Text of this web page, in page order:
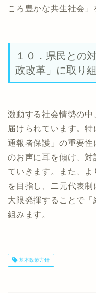
ころ豊かな共生社会」
１０．県民との
政改革」に取り
激動する社会情勢の
届けられています。
通報者保護」の重要
のお声に耳を傾け、
ていきます。また、
を目指し、二元代表
大限発揮することで「
組みます。
基本政策方針